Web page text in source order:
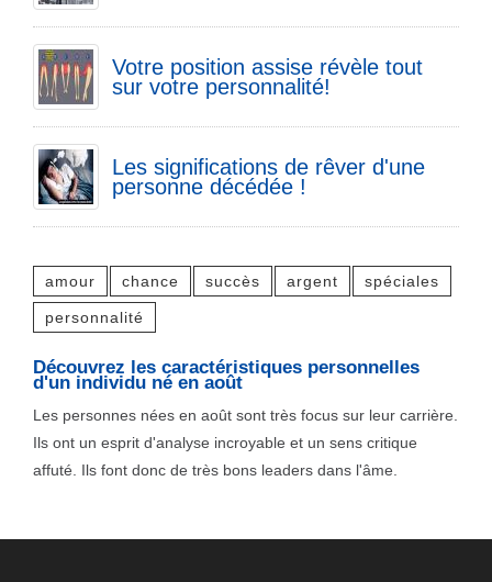
Votre position assise révèle tout
sur votre personnalité!
Les significations de rêver d'une
personne décédée !
amour chance succès argent spéciales
personnalité
Découvrez les caractéristiques personnelles
d'un individu né en août
Les personnes nées en août sont très focus sur leur carrière.
Ils ont un esprit d'analyse incroyable et un sens critique
affuté. Ils font donc de très bons leaders dans l'âme.